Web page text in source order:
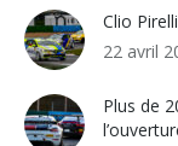
Clio
22 avril
Plus de